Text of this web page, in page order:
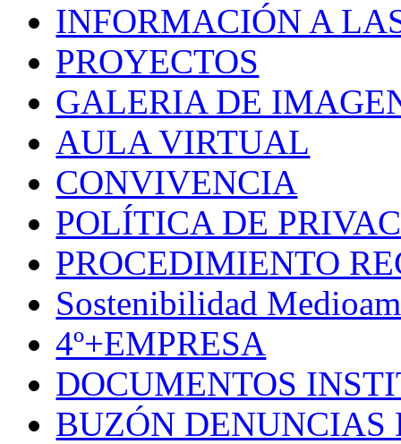
INFORMACIÓN A
PROYECTOS
GALERIA DE
AULA VIRTUAL
CONVIVENCIA
POLÍTICA DE
PROCEDIMIENTO
Sostenibilidad
4º+EMPRESA
DOCUMENTOS
BUZÓN DENUNCIAS